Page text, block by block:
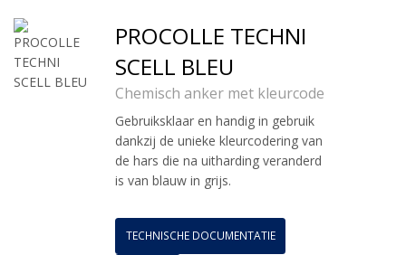
PROCOLLE TECHNI
SCELL BLEU
Chemisch anker met kleurcode
Gebruiksklaar en handig in gebruik
dankzij de unieke kleurcodering van
de hars die na uitharding veranderd
is van blauw in grijs.
TECHNISCHE DOCUMENTATIE